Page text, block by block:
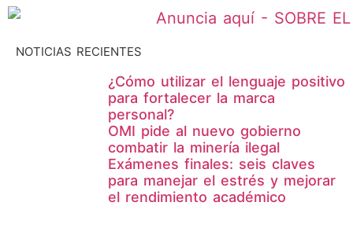
NOTICIAS RECIENTES
¿Cómo utilizar el lenguaje positivo
para fortalecer la marca
personal?
OMI pide al nuevo gobierno
combatir la minería ilegal
Exámenes finales: seis claves
para manejar el estrés y mejorar
el rendimiento académico